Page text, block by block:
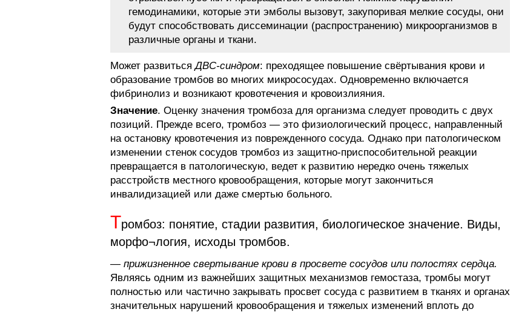
гемодинамики, которые эти эмболы вызовут, закупоривая мелкие сосуды, они
будут способствовать диссеминации (распространению) микроорганизмов в
различные органы и ткани.
Может развитьсяДВС-синдром: преходящее повышение свёртывания крови и
образование тромбов во многих микрососудах. Одновременно включается
фибринолиз и возникают кровотечения и кровоизлияния.
Значение. Оценку значения тромбоза для организма следует проводить с двух
позиций. Прежде всего, тромбоз — это физиологический процесс, направленный
на остановку кровотечения из поврежденного сосуда. Однако при патологическом
изменении стенок сосудов тромбоз из защитно-приспособительной реакции
превращается в патологическую, ведет к развитию нередко очень тяжелых
расстройств местного кровообращения, которые могут закончиться
инвалидизацией или даже смертью больного.
Тромбоз: понятие, стадии развития, биологическое значение. Виды,
морфо¬логия, исходы тромбов.
— прижизненное свертывание крови в просвете сосудов или полостях сердца.
Являясь одним из важнейших защитных механизмов гемостаза, тромбы могут
полностью или частично закрывать просвет сосуда с развити­ем в тканях и органах
значительных нарушений кровообращения и тяжелых изменений вплоть до